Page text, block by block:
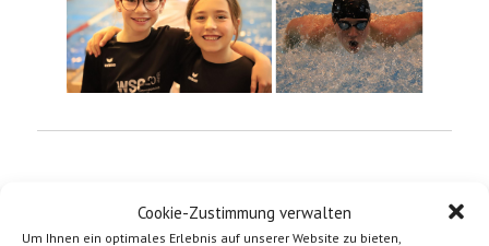
Cookie-Zustimmung verwalten
Um Ihnen ein optimales Erlebnis auf unserer Website zu bieten,